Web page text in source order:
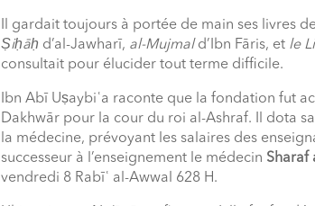
Il gardait toujours à portée de main ses livres
Ṣiḥāḥ d’al-Jawharī, al-Mujmald’Ibn Fāris, et le
consultait pour élucider tout terme difficile.
Ibn Abī Uṣaybiʿa raconte que la fondation fut
Dakhwār pour la cour du roi al-Ashraf. Il dota sa
la médecine, prévoyant les salaires des
successeur à l’enseignement le médecin Sharaf
vendredi 8 Rabīʿ al-Awwal 628 H.